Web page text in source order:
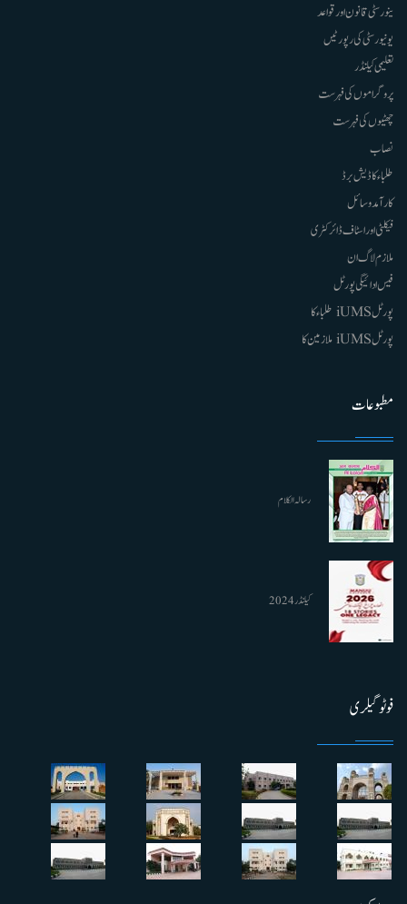
ینورسٹی قانون اور قواعد
یونیورسٹی کی رپورٹیں
تعلیمی کیلنڈر
پروگراموں کی فہرست
چھٹیوں کی فہرست
نصاب
طلباء کا ڈیش برڈ
کارآمد وسائل
فیکلٹی اور اسٹاف ڈائرکٹری
ملازم لاگ ان
فیس ادائیگی پورٹل
پورٹل iUMS طلباء کا
پورٹل iUMS ملازمین کا
مطبوعات
رسالہ الکلام
کیلنڈر 2024
فوٹو گیلری